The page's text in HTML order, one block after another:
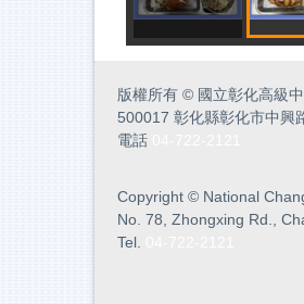
版權所有 © 國立彰化高級
500017 彰化縣彰化市中興
電話
Copyright © National
No. 78, Zhongxing Rd.,
Tel.